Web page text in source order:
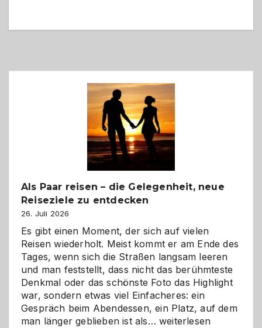
Als Paar reisen – die Gelegenheit, neue
Reiseziele zu entdecken
26. Juli 2026
Es gibt einen Moment, der sich auf vielen
Reisen wiederholt. Meist kommt er am Ende des
Tages, wenn sich die Straßen langsam leeren
und man feststellt, dass nicht das berühmteste
Denkmal oder das schönste Foto das Highlight
war, sondern etwas viel Einfacheres: ein
Gespräch beim Abendessen, ein Platz, auf dem
man länger geblieben ist als… Als
weiterlesen